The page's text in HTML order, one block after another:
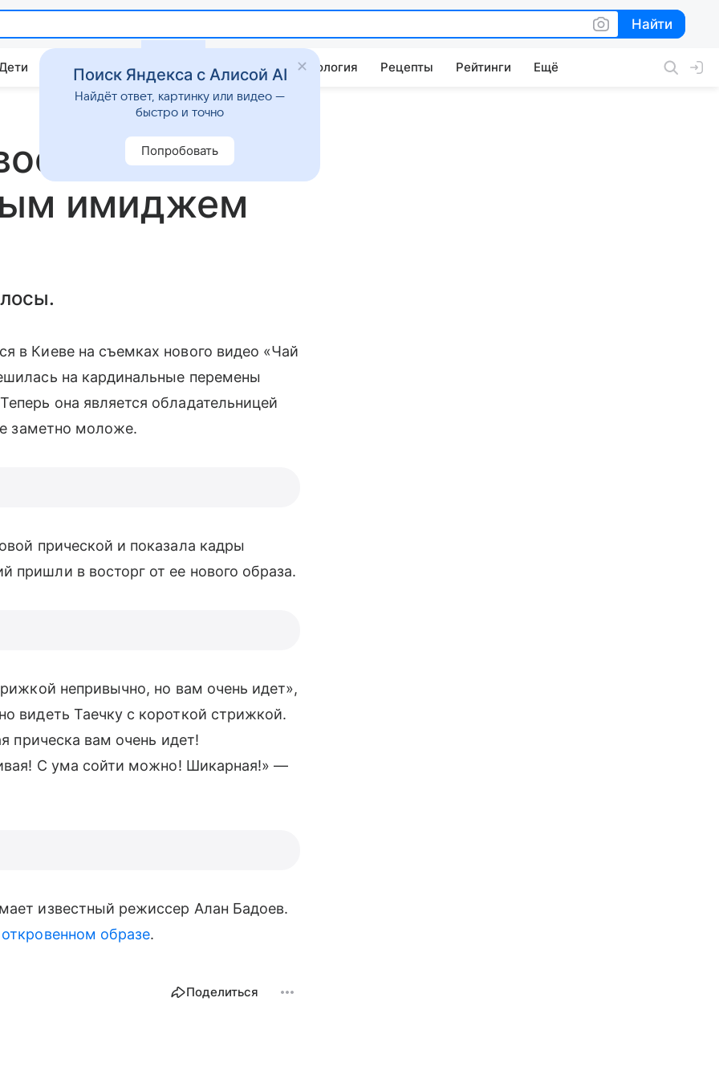
Найти
Найти
Дом Гороскопы Стиль жизни Психология Рецепты Рейтинги Ещё
имиджем
в Киеве на съемках нового видео «Чай
на кардинальные перемены
она является обладательницей
заметно моложе.
прической и показала кадры
в восторг от ее нового образа.
непривычно, но вам очень идет»,
видеть Таечку с короткой стрижкой.
прическа вам очень идет!
С ума сойти можно! Шикарная!» —
известный режиссер Алан Бадоев.
образе.
Поделиться
Поиск Яндекса с Алисой AI
Найдёт ответ, картинку или видео —
быстро и точно
Попробовать